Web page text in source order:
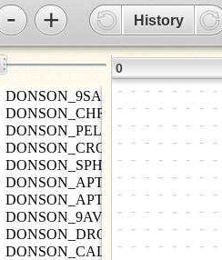
- + History
DONSON_9SAUR
DONSON_CHRPI
DONSON_PELSI
DONSON_CROPO
DONSON_SPHPU
DONSON_APTHA
DONSON_APTOW
DONSON_9AVES
DONSON_DRONO
DONSON_CALPG
⋮ 0